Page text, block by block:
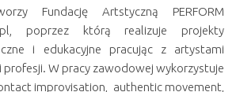
Fundację Artstyczną PERFORM
poprzez którą realizuje projekty
i edukacyjne pracując z artystami
profesji. W pracy zawodowej wykorzystuje
improvisation, authentic movement,